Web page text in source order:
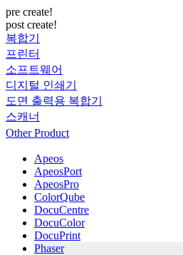
pre create!
post create!
복합기
프린터
소프트웨어
디지털 인쇄기
도면 출력용 복합기
스캐너
Other Product
Apeos
ApeosPort
ApeosPro
ColorQube
DocuCentre
DocuColor
DocuPrint
Phaser